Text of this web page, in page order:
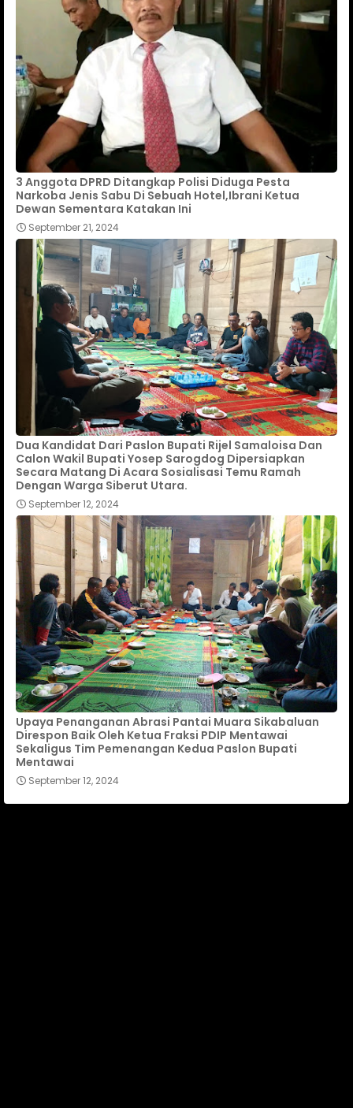
3 Anggota DPRD Ditangkap Polisi Diduga Pesta
Narkoba Jenis Sabu Di Sebuah Hotel,Ibrani Ketua
Dewan Sementara Katakan Ini
September 21, 2024
Dua Kandidat Dari Paslon Bupati Rijel Samaloisa Dan
Calon Wakil Bupati Yosep Sarogdog Dipersiapkan
Secara Matang Di Acara Sosialisasi Temu Ramah
Dengan Warga Siberut Utara.
September 12, 2024
Upaya Penanganan Abrasi Pantai Muara Sikabaluan
Direspon Baik Oleh Ketua Fraksi PDIP Mentawai
Sekaligus Tim Pemenangan Kedua Paslon Bupati
Mentawai
September 12, 2024